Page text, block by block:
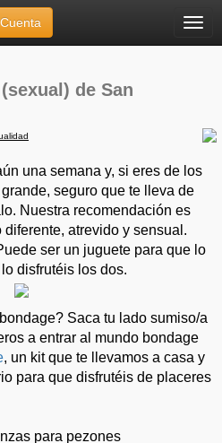
Menú
(sexual) de San Valentín?
de San
una semana y, si eres de los
seguro que te lleva de
Nuestra recomendación es
atrevido y sensual.
ser un juguete para que lo
disfrutéis los dos.
Saca tu lado sumiso/a
a entrar al mundo bondage
, un kit que te llevamos a casa y
para que disfrutéis de placeres
para pezones